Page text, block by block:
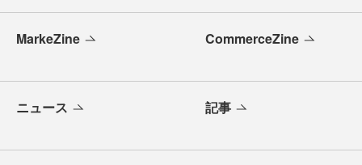
MarkeZine CommerceZine
ニュース 記事